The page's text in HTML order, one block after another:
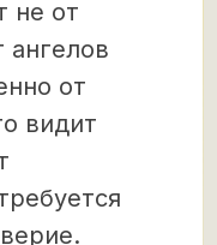
не от
ангелов
от
видит